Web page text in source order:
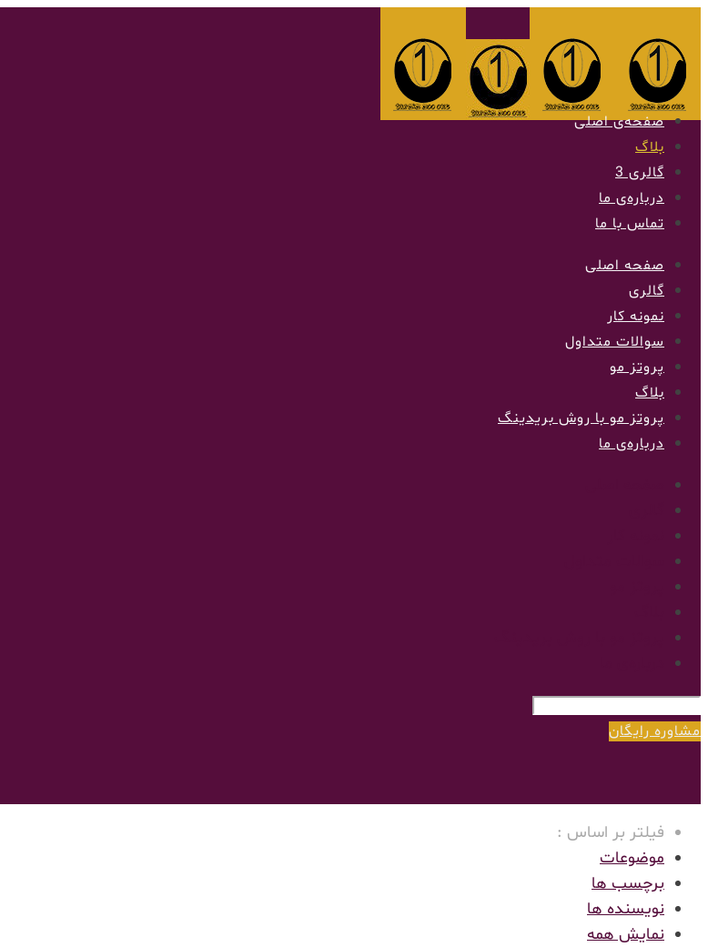
صفحه‌ی اصلی
بلاگ
گالری 3
درباره‌ی ما
تماس با ما
صفحه اصلی
گالری
نمونه کار
سوالات متداول
پروتز مو
بلاگ
پروتز مو با روش بریدینگ
درباره‌ی ما
مشاوره رایگان
فیلتر بر اساس :
موضوعات
برچسب ها
نویسنده ها
نمایش همه